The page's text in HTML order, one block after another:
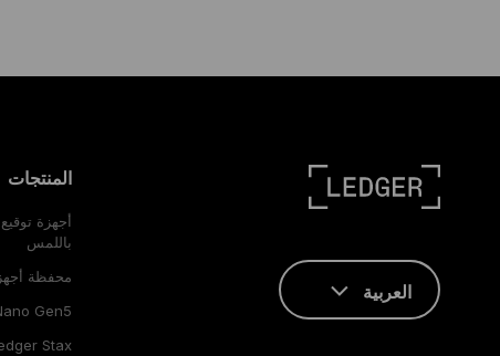
العربية
المنتجات
أجهزة
باللمس
محفظة
Gen5
Stax